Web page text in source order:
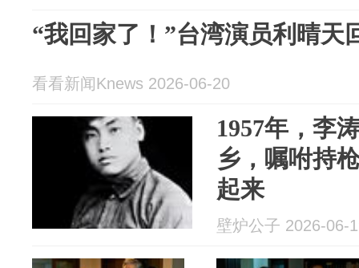
“我回家了！”台湾演员利晴天
看看新闻Knews 2026-06-20
1957年，李
乡，嘱咐持
起来
壁炉公子 2026-06-